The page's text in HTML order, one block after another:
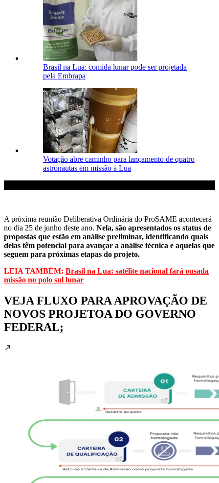
Brasil na Lua: comida lunar pode ser projetada
pela Embrapa
Votação abre caminho para lançamento de quatro
astronautas em missão à Lua
A próxima reunião Deliberativa Ordinária do ProSAME acontecerá
no dia 25 de junho deste ano. Nela, são apresentados os status de
propostas que estão em análise preliminar, identificando quais
delas têm potencial para avançar a análise técnica e aquelas que
seguem para próximas etapas do projeto.
LEIA TAMBÉM: Brasil na Lua: satélite nacional fará ousada
missão no polo sul lunar
VEJA FLUXO PARA APROVAÇÃO DE
NOVOS PROJETOA DO GOVERNO
FEDERAL;